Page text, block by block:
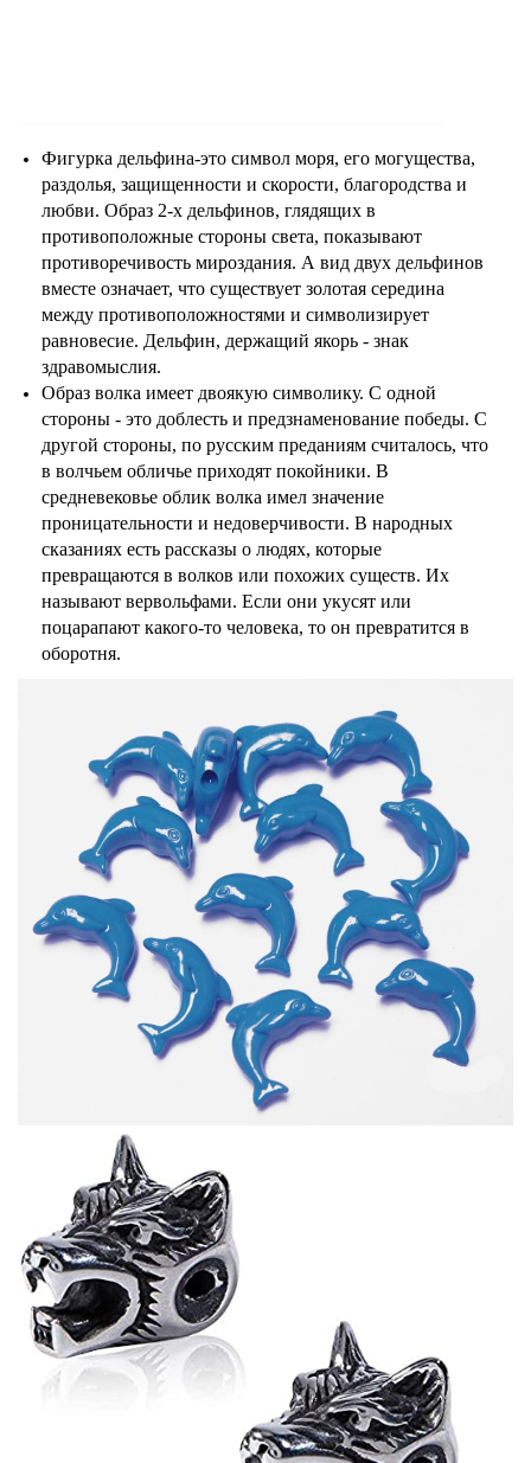
Фигурка дельфина-это символ моря, его могущества,
раздолья, защищенности и скорости, благородства и
любви. Образ 2-х дельфинов, глядящих в
противоположные стороны света, показывают
противоречивость мироздания. А вид двух дельфинов
вместе означает, что существует золотая середина
между противоположностями и символизирует
равновесие. Дельфин, держащий якорь - знак
здравомыслия.
Образ волка имеет двоякую символику. С одной
стороны - это доблесть и предзнаменование победы. С
другой стороны, по русским преданиям считалось, что
в волчьем обличье приходят покойники. В
средневековье облик волка имел значение
проницательности и недоверчивости. В народных
сказаниях есть рассказы о людях, которые
превращаются в волков или похожих существ. Их
называют вервольфами. Если они укусят или
поцарапают какого-то человека, то он превратится в
оборотня.